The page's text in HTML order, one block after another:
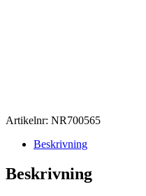
Artikelnr: NR700565
Beskrivning
Beskrivning